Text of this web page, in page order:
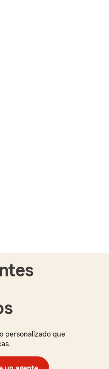
personalizado que